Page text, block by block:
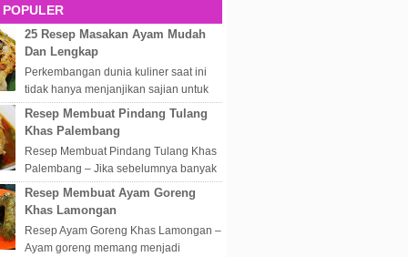
25 Resep Masakan Ayam Mudah
Dan Lengkap
Perkembangan dunia kuliner saat ini
tidak hanya menjanjikan sajian untuk
disantap nikmat sekali hap. Akan tetapi
lebih dari itu dunia kuline...
Resep Membuat Pindang Tulang
Khas Palembang
Resep Membuat Pindang Tulang Khas
Palembang – Jika sebelumnya banyak
masakan Palembang yang berbau
olahan laut, maka kali kita akan
Resep Membuat Ayam Goreng
Khas Lamongan
Resep Ayam Goreng Khas Lamongan –
Ayam goreng memang menjadi